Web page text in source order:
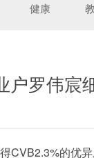
健康
户罗伟宸
的优